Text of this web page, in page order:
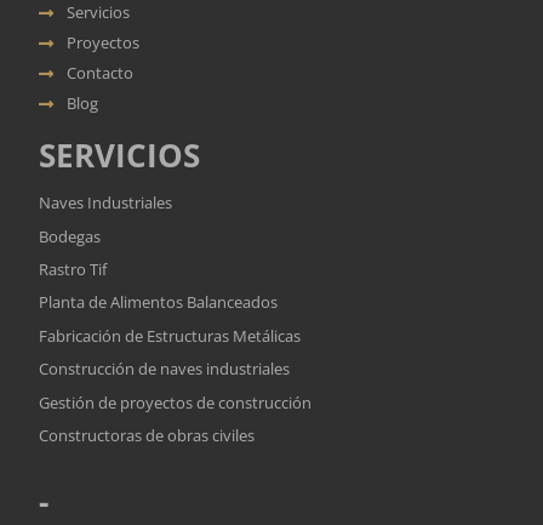
Servicios
Proyectos
Contacto
Blog
SERVICIOS
Naves Industriales
Bodegas
Rastro Tif
Planta de Alimentos Balanceados
Fabricación de Estructuras Metálicas
Construcción de naves industriales
Gestión de proyectos de construcción
Constructoras de obras civiles
-